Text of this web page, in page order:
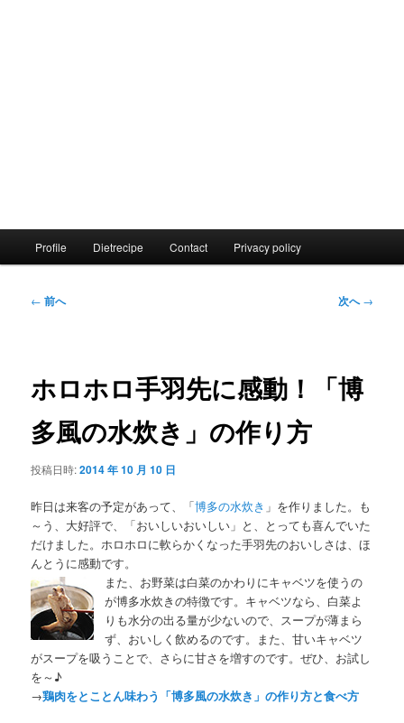
Profile Dietrecipe Contact Privacy policy
投
ー
ョ
ン
← 前へ 次へ→
ホロホロ手羽先に感動！「博
多風の水炊き」の作り方
投稿日時:2014 年 10 月 10 日
昨日は来客の予定があって、「博多の水炊き 」を作りました。も
～う、大好評で、「おいしいおいしい」と、とっても喜んでいた
だけました。ホロホロに軟らかくなった手羽先のおいしさは、ほ
んとうに感動です。
また、お野菜は白菜のかわりにキャベツを使うの
が博多水炊きの特徴です。キャベツなら、白菜よ
りも水分の出る量が少ないので、スープが薄まら
ず、おいしく飲めるのです。また、甘いキャベツ
がスープを吸うことで、さらに甘さを増すのです。ぜひ、お試し
を～♪
→鶏肉をとことん味わう「博多風の水炊き」の作り方と食べ方